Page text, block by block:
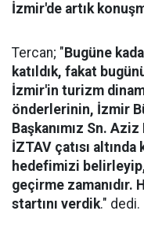
İzmir'de artık
Tercan; " Bugüne
katıldık, fakat
İzmir'in turizm
önderlerinin, İzmir
Başkanımız Sn.
İZTAV çatısı
hedefimizi belirleyip,
geçirme zamanıdır.
startını verdik." dedi.